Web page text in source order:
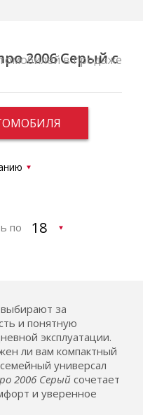
2006 Серый с
в продаже
по
за
и понятную
эксплуатации.
ли вам компактный
универсал
2006 Серый сочетает
и уверенное